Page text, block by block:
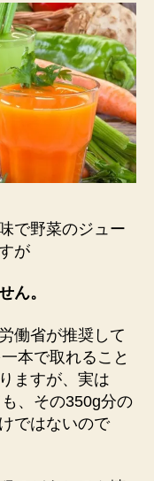
で野菜のジュー
が
ん。
働省が推奨して
本で取れること
ますが、実は
、その350g分の
ではないので